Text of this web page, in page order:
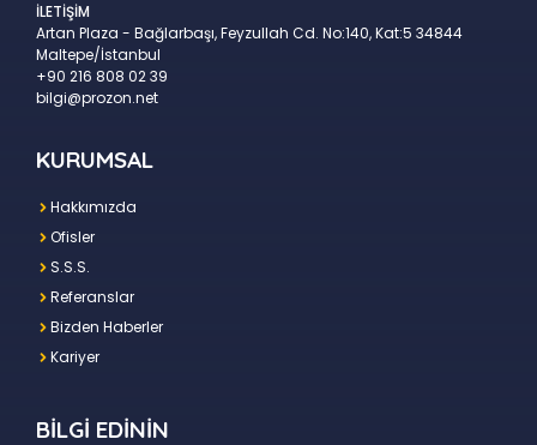
İLETİŞİM
Artan Plaza - Bağlarbaşı, Feyzullah Cd. No:140, Kat:5 34844
Maltepe/İstanbul
+90 216 808 02 39
bilgi@prozon.net
KURUMSAL
Hakkımızda
Ofisler
S.S.S.
Referanslar
Bizden Haberler
Kariyer
BİLGİ EDİNİN